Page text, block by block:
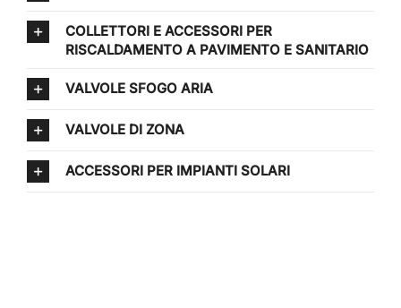
COLLETTORI E ACCESSORI PER
RISCALDAMENTO A PAVIMENTO E SANITARIO
VALVOLE SFOGO ARIA
VALVOLE DI ZONA
ACCESSORI PER IMPIANTI SOLARI